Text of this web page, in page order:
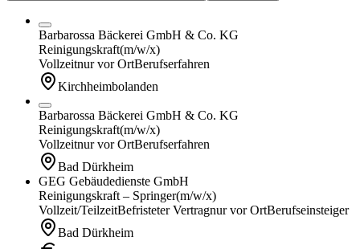
Barbarossa Bäckerei GmbH & Co. KG
Reinigungskraft(m/w/x)
Vollzeitnur vor OrtBerufserfahren
Kirchheimbolanden
Barbarossa Bäckerei GmbH & Co. KG
Reinigungskraft(m/w/x)
Vollzeitnur vor OrtBerufserfahren
Bad Dürkheim
GEG Gebäudedienste GmbH
Reinigungskraft – Springer(m/w/x)
Vollzeit/TeilzeitBefristeter Vertragnur vor OrtBerufseinsteiger
Bad Dürkheim